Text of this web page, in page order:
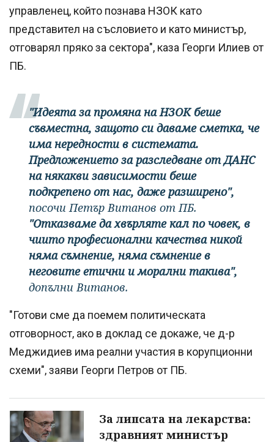
управленец, който познава НЗОК като
представител на съсловието и като министър,
отговарял пряко за сектора", каза Георги Илиев от
ПБ.
"Идеята за промяна на НЗОК беше
съвместна, защото си даваме сметка, че
има нередности в системата.
Предложението за разследване от ДАНС
на някакви зависимости беше
подкрепено от нас, даже разширено",
посочи Петър Витанов от ПБ.
"Отказваме да хвърляте кал по човек, в
чиито професионални качества никой
няма съмнение, няма съмнение в
неговите етични и морални такива",
допълни Витанов.
"Готови сме да поемем политическата
отговорност, ако в доклад се докаже, че д-р
Меджидиев има реални участия в корупционни
схеми", заяви Георги Петров от ПБ.
За липсата на лекарства:
здравният министър